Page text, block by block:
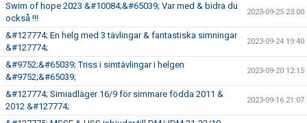
Swim of hope 2023 &#10084;&#65039; Var med & bidra du
också !!!
2023-09-25 23:00
&#127774; En helg med 3 tävlingar & fantastiska simningar
&#127774;
2023-09-24 19:40
&#9752;&#65039; Triss i simtävlingar i helgen
&#9752;&#65039;
2023-09-20 12:15
&#127774; Simiadläger 16/9 för simmare födda 2011 &
2012 &#127774;
2023-09-16 21:07